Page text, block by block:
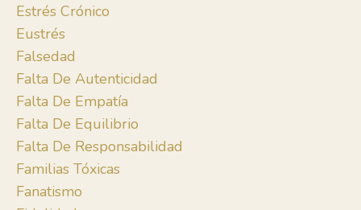
Estrés Crónico
Eustrés
Falsedad
Falta De Autenticidad
Falta De Empatía
Falta De Equilibrio
Falta De Responsabilidad
Familias Tóxicas
Fanatismo